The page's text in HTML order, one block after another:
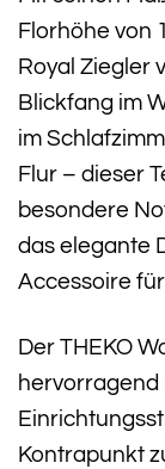
Florhöhe von
Royal Ziegler
Blickfang im
im
Flur – dieser
besondere
das elegante
Accessoire
Der THEKO
hervorragend
Kontrapunkt